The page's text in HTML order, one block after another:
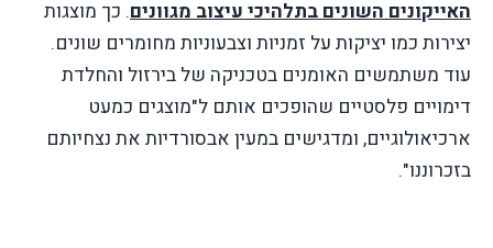
האייקונים השונים בתלהיכי עיצוב מגוונים. כך מוצגות
יצירות כמו יציקות על זמניות וצבעוניות מחומרים שונים.
עוד משתמשים האומנים בטכניקה של בירזול והחלדת
דימויים פלסטיים שהופכים אותם ל"מוצגים כמעט
ארכיאולוגיים, ומדגישים במעין אבסורדיות את נצחיותם
בזכרוננו".